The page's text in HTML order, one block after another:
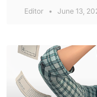
Editor June 13,